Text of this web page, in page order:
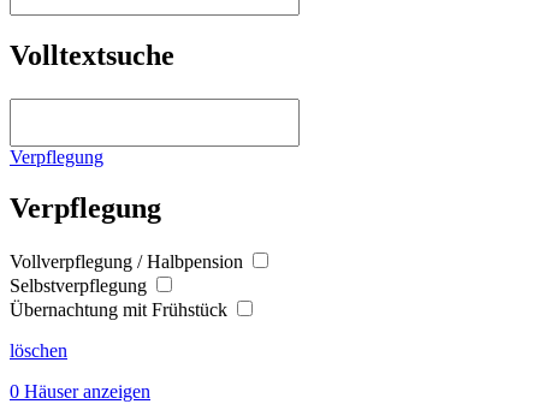
Volltextsuche
Verpflegung
Verpflegung
Vollverpflegung / Halbpension
Selbstverpflegung
Übernachtung mit Frühstück
löschen
0 Häuser anzeigen